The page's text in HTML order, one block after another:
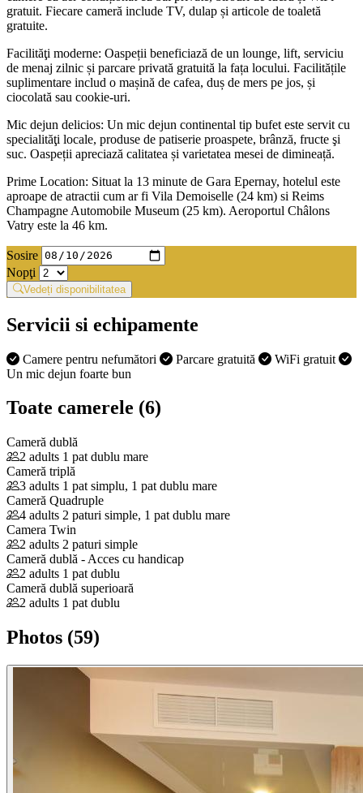
gratuit. Fiecare cameră include TV, dulap și articole de toaletă
gratuite.
Facilităţi moderne: Oaspeții beneficiază de un lounge, lift, serviciu
de menaj zilnic și parcare privată gratuită la fața locului. Facilitățile
suplimentare includ o mașină de cafea, duș de mers pe jos, și
ciocolată sau cookie-uri.
Mic dejun delicios: Un mic dejun continental tip bufet este servit cu
specialităţi locale, produse de patiserie proaspete, brânză, fructe şi
suc. Oaspeții apreciază calitatea și varietatea mesei de dimineață.
Prime Location: Situat la 13 minute de Gara Epernay, hotelul este
aproape de atractii cum ar fi Vila Demoiselle (24 km) si Reims
Champagne Automobile Museum (25 km). Aeroportul Châlons
Vatry este la 46 km.
Sosire
Nopţi
Vedeți disponibilitatea
Servicii si echipamente
Camere pentru nefumători Parcare gratuită
WiFi gratuit
Un mic dejun foarte bun
Toate camerele (6)
Cameră dublă
2 adults 1 pat dublu mare
Cameră triplă
3 adults 1 pat simplu, 1 pat dublu mare
Cameră Quadruple
4 adults 2 paturi simple, 1 pat dublu mare
Camera Twin
2 adults 2 paturi simple
Cameră dublă - Acces cu handicap
2 adults 1 pat dublu
Cameră dublă superioară
2 adults 1 pat dublu
Photos (59)